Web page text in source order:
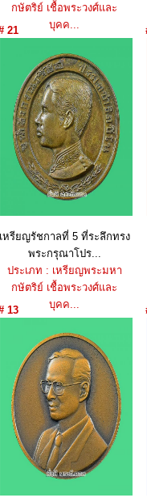
กษัตริย์ เชื้อพระวงศ์และ
บุคค...
ราคา : 550 บาท
21
เหรียญรัชกาลที่ 5 ที่ระลึกทรง
พระกรุณาโปร...
ประเภท : เหรียญพระมหา
กษัตริย์ เชื้อพระวงศ์และ
บุคค...
ราคา : 450 บาท
13